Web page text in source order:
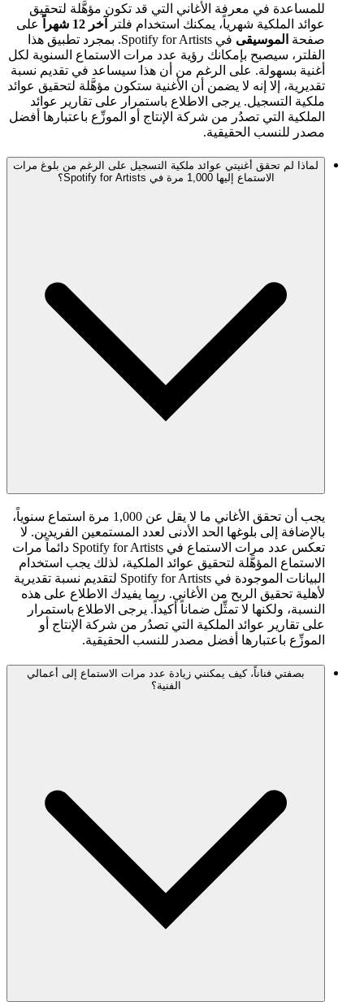
للمساعدة في معرفة الأغاني التي قد تكون مؤهَّلة لتحقيق
عوائد الملكية شهرياً، يمكنك استخدام فلتر
آخر 12 شهراً
على
صفحة الموسيقى
في Spotify for Artists. بمجرد تطبيق هذا
الفلتر، سيصبح بإمكانك رؤية عدد مرات الاستماع السنوية لكل
أغنية بسهولة. على الرغم من أن هذا سيساعد في تقديم نسبة
تقديرية، إلا إنه لا يضمن أن الأغنية ستكون مؤهَّلة لتحقيق عوائد
ملكية التسجيل. يرجى الاطلاع باستمرار على تقارير عوائد
الملكية التي تصدُر من شركة الإنتاج أو الموزِّع باعتبارها أفضل
مصدر للنسب الحقيقية.
لماذا لم تحقق أغنيتي عوائد ملكية التسجيل على الرغم من بلوغ مرات
الاستماع إليها 1,000 مرة في Spotify for Artists؟
يجب أن تحقق الأغاني ما لا يقل عن 1,000 مرة استماع سنوياً،
بالإضافة إلى بلوغها الحد الأدنى لعدد المستمعين الفريدين. لا
تعكس عدد مرات الاستماع في Spotify for Artists دائماً مرات
الاستماع المؤهَّلة لتحقيق عوائد الملكية، لذلك يجب استخدام
البيانات الموجودة في Spotify for Artists لتقديم نسبة تقديرية
لأهلية تحقيق الربح من الأغاني. ربما يفيدك الاطلاع على هذه
النسبة، ولكنها لا تمثِّل ضماناً أكيداً. يرجى الاطلاع باستمرار
على تقارير عوائد الملكية التي تصدُر من شركة الإنتاج أو
الموزِّع باعتبارها أفضل مصدر للنسب الحقيقية.
بصفتي فناناً، كيف يمكنني زيادة عدد مرات الاستماع إلى أعمالي
الفنية؟